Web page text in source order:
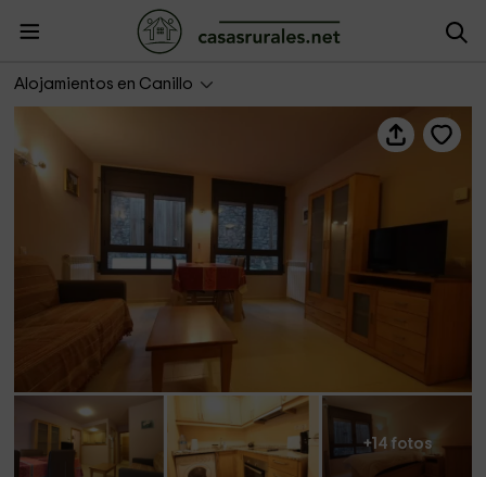
Alojamientos en Canillo
+14 fotos